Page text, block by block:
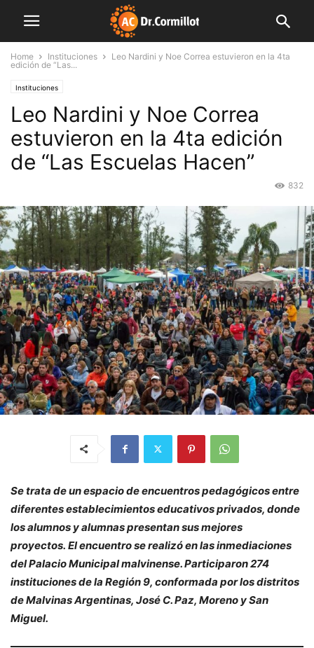
Home Instituciones
Leo Nardini y Noe Correa estuvieron en la 4ta
edición de “Las...
Instituciones
Leo Nardini y Noe Correa
estuvieron en la 4ta edición
de “Las Escuelas Hacen”
832
Se trata de un espacio de encuentros pedagógicos entre
diferentes establecimientos educativos privados, donde
los alumnos y alumnas presentan sus mejores
proyectos. El encuentro se realizó en las inmediaciones
del Palacio Municipal malvinense. Participaron 274
instituciones de la Región 9, conformada por los distritos
de Malvinas Argentinas, José C. Paz, Moreno y San
Miguel.